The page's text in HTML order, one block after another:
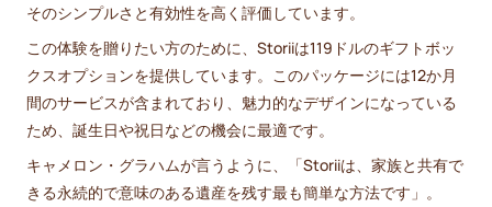
そのシンプルさと有効性を高く評価しています。
この体験を贈りたい方のために、Storiiは119ドルのギフトボッ
クスオプションを提供しています。このパッケージには12か月
間のサービスが含まれており、魅力的なデザインになっている
ため、誕生日や祝日などの機会に最適です。
キャメロン・グラハムが言うように、「Storiiは、家族と共有で
きる永続的で意味のある遺産を残す最も簡単な方法です」。